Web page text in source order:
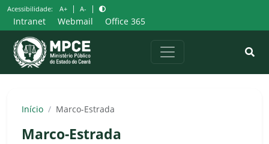
Pular
para
o
conteúdo
Acessibilidade: A+ | A- |
Intranet Webmail Office 365
Início / Marco-Estrada
Marco-Estrada